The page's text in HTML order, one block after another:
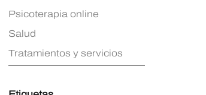
Psicoterapia online
Salud
Tratamientos y servicios